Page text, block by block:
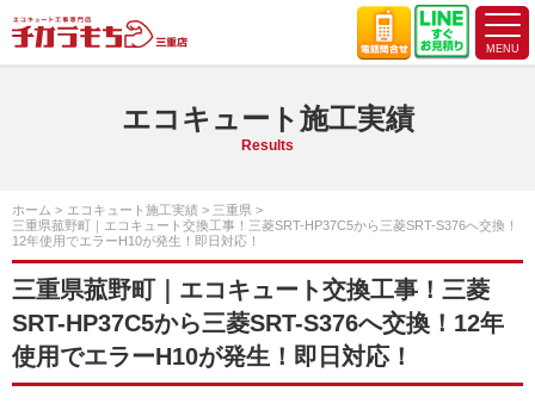
エコキュート施工実績
Results
ホーム エコキュート施工実績
三重県
三重県菰野町｜エコキュート交換工事！三菱SRT-HP37C5から三菱SRT-S376へ交換！
12年使用でエラーH10が発生！即日対応！
三重県菰野町｜エコキュート交換工事！三菱
SRT-HP37C5から三菱SRT-S376へ交換！12年
使用でエラーH10が発生！即日対応！